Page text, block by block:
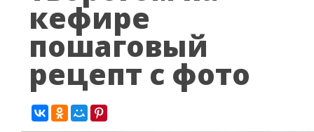
кефире
пошаговый
рецепт с фото